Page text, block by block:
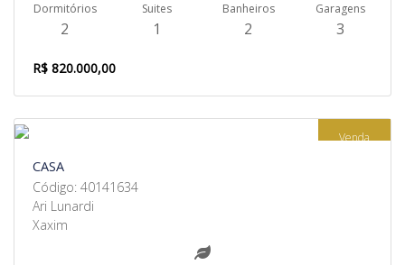
Dormitórios
2
Suites
1
Banheiros
2
Garagens
3
R$ 820.000,00
Venda
CASA
Código: 40141634
Ari Lunardi
Xaxim